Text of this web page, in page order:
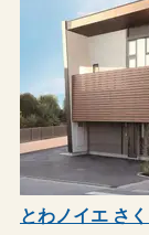
とわノイエ さ